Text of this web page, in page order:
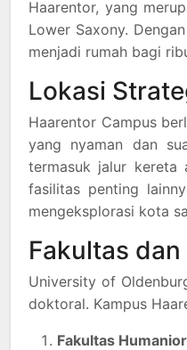
Haarentor, yang
Lower Saxony.
menjadi rumah bagi
Lokasi
Haarentor Campus
yang nyaman dan
termasuk jalur kereta
fasilitas penting
mengeksplorasi kota
Fakultas
University of
doktoral. Kampus
Fakultas